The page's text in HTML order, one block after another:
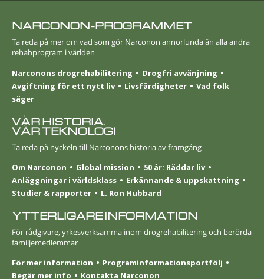
NARCONON-PROGRAMMET
Ta reda på mer om vad som gör Narconon annorlunda än alla andra
rehabprogram i världen
Narconons drogrehabilitering
Drogfri avvänjning
Avgiftning för ett nytt liv
Livsfärdigheter
Vad folk
säger
VÅR HISTORIA.
VÅR TEKNOLOGI
Ta reda på nyckeln till Narconons historia av framgång
Om Narconon
Global mission
50 år: Räddar liv
Anläggningar i världsklass
Erkännande & uppskattning
Studier & rapporter
L. Ron Hubbard
YTTERLIGARE INFORMATION
För rådgivare, yrkesverksamma inom drogrehabilitering och berörda
familjemedlemmar
För mer information
Programinformationsportfölj
Begär mer info
Kontakta Narconon